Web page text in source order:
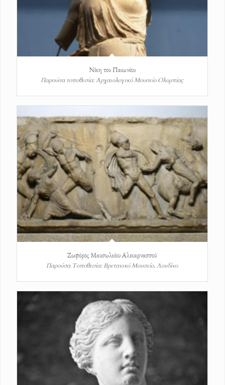
Νίκη του Παιωνίου
Παρούσα τοποθεσία: Αρχαιολογικό Μουσείο Ολυμπίας
Ζωφόρος Μαυσωλείου Αλικαρνασσού
Παρούσα Τοποθεσία: Βρετανικό Μουσείο, Λονδίνο